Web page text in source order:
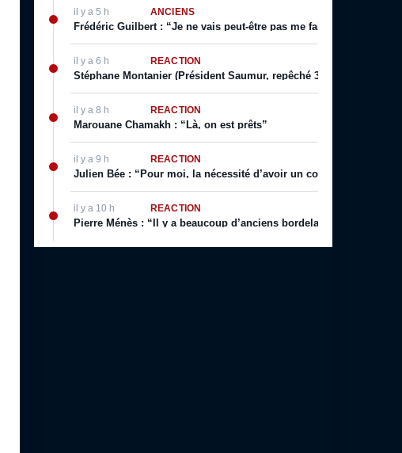
il y a 5 h ANCIENS
Frédéric Guilbert : “Je ne vais peut-être pas me faire des amis
il y a 6 h RÉACTION
Stéphane Montanier (Président Saumur, repêché 3 fois de suite)
il y a 8 h RÉACTION
Marouane Chamakh : “Là, on est prêts”
il y a 9 h RÉACTION
Julien Bée : “Pour moi, la nécessité d’avoir un coach qui incarne
il y a 10 h RÉACTION
Pierre Ménès : “Il y a beaucoup d’anciens bordelais qui